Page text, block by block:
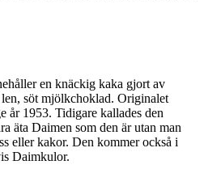
en knäckig kaka gjort av
söt mjölkchoklad. Originalet
år 1953. Tidigare kallades den
äta Daimen som den är utan man
eller kakor. Den kommer också i
Daimkulor.